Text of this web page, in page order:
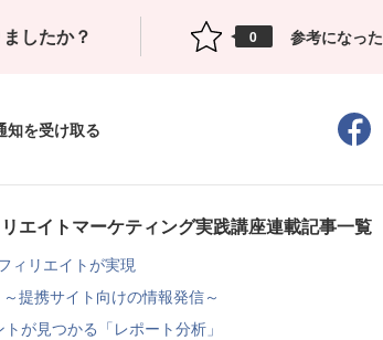
したか？ 0 参考になった
知を受け取る
エイトマーケティング実践講座連載記事一覧
ィリエイトが実現
提携サイト向けの情報発信～
が見つかる「レポート分析」